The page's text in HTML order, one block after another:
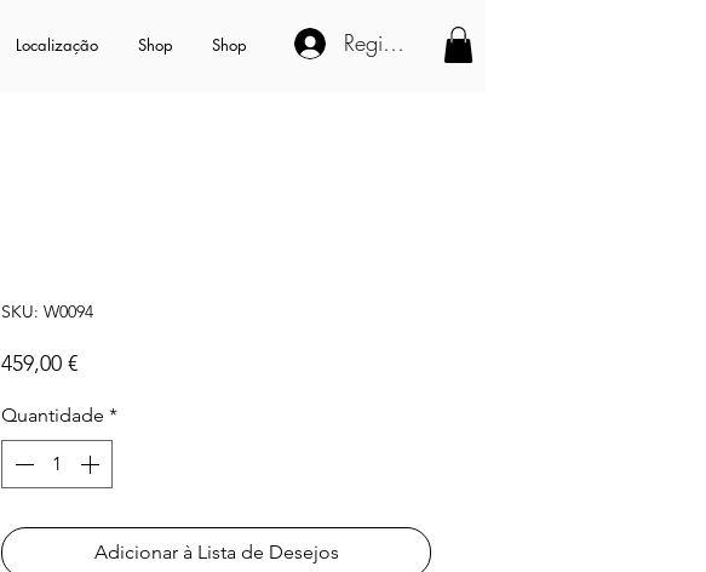
Localização Shop Shop Registe-se
SKU: W0094
459,00 €Preço
Quantidade *
Adicionar à Lista de Desejos